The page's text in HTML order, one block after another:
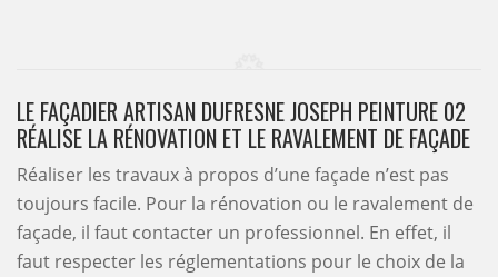
LE FAÇADIER ARTISAN DUFRESNE JOSEPH PEINTURE 02
RÉALISE LA RÉNOVATION ET LE RAVALEMENT DE FAÇADE
Réaliser les travaux à propos d’une façade n’est pas
toujours facile. Pour la rénovation ou le ravalement de
façade, il faut contacter un professionnel. En effet, il
faut respecter les réglementations pour le choix de la